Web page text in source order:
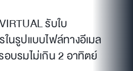
รับใบ
นรูปแบบไฟล์ทางอีเมล
บรมไม่เกิน 2 อาทิตย์